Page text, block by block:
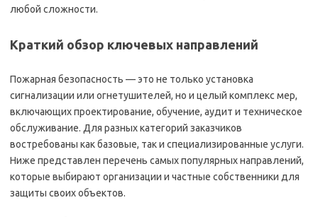
любой сложности.
Краткий обзор ключевых направлений
Пожарная безопасность — это не только установка
сигнализации или огнетушителей, но и целый комплекс мер,
включающих проектирование, обучение, аудит и техническое
обслуживание. Для разных категорий заказчиков
востребованы как базовые, так и специализированные услуги.
Ниже представлен перечень самых популярных направлений,
которые выбирают организации и частные собственники для
защиты своих объектов.